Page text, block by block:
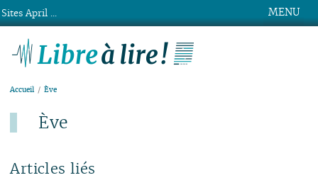
MENU
Accueil Ève
Ève
Articles liés
Sites April ...